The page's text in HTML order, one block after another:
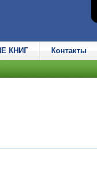
КНИГ Контакты